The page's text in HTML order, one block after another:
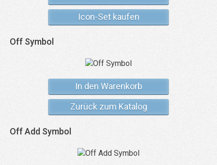
Icon-Set kaufen
Off Symbol
In den Warenkorb
Zurück zum Katalog
Off Add Symbol